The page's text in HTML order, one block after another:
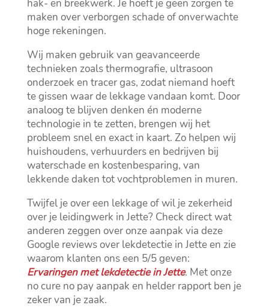
hak- en breekwerk.​ Je hoeft je geen zorgen te
maken over verborgen schade of onverwachte
hoge rekeningen.​
Wij maken gebruik van geavanceerde
technieken zoals thermografie, ultrasoon
onderzoek en tracer gas, zodat niemand hoeft
te gissen waar de lekkage vandaan komt.​ Door
analoog te blijven denken én moderne
technologie in te zetten, brengen wij het
probleem snel en exact in kaart.​ Zo helpen wij
huishoudens, verhuurders en bedrijven bij
waterschade en kostenbesparing, van
lekkende daken tot vochtproblemen in muren.​
Twijfel je over een lekkage of wil je zekerheid
over je leidingwerk in Jette? Check direct wat
anderen zeggen over onze aanpak via deze
Google reviews over lekdetectie in Jette en zie
waarom klanten ons een 5/5 geven:
Ervaringen met lekdetectie in Jette.​ Met onze
no cure no pay aanpak en helder rapport ben je
zeker van je zaak.​